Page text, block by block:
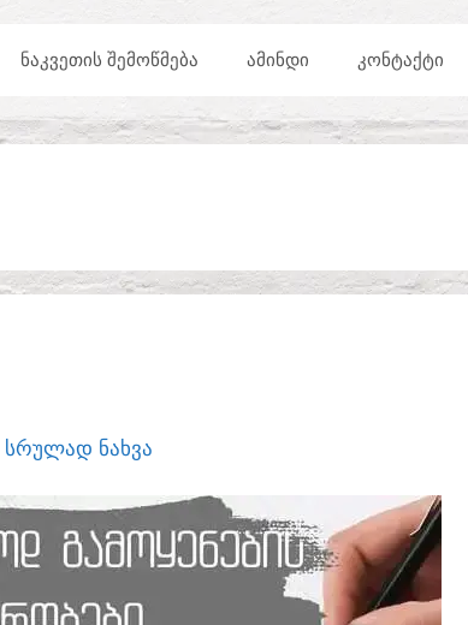
ᲜᲐᲙᲕᲔᲗᲘᲡ ᲨᲔᲛᲝᲬᲛᲔᲑᲐ ᲐᲛᲘᲜᲓᲘ ᲙᲝᲜᲢᲐᲥᲢᲘ
ᲡᲠᲣᲚᲐᲓ ᲜᲐᲮᲕᲐ